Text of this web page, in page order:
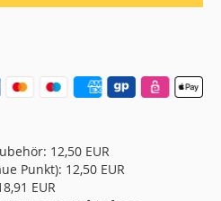
12,50 EUR
Punkt): 12,50 EUR
EUR